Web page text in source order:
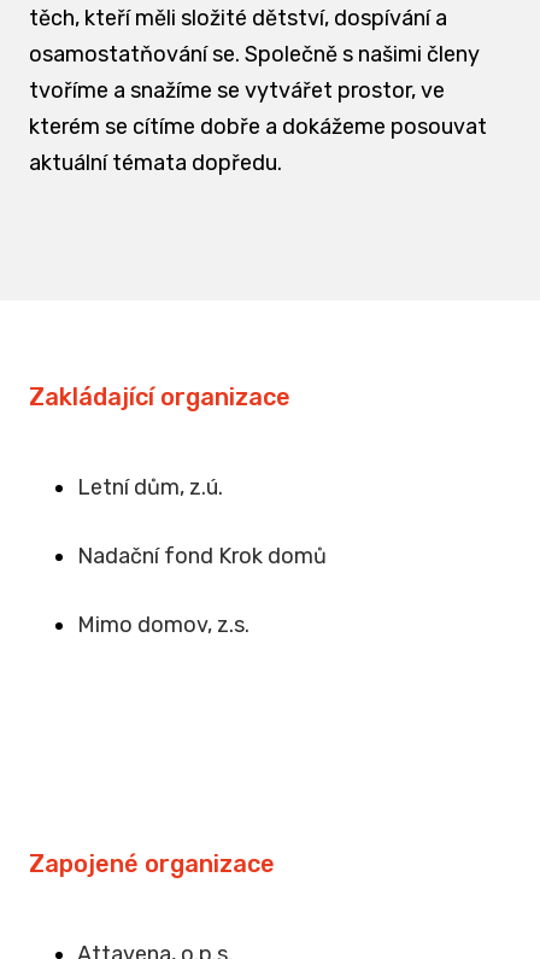
těch, kteří měli složité dětství, dospívání a
osamostatňování se. Společně s našimi členy
tvoříme a snažíme se vytvářet prostor, ve
kterém se cítíme dobře a dokážeme posouvat
aktuální témata dopředu.
Zakládající organizace
Letní dům, z.ú.
Nadační fond Krok domů
Mimo domov, z.s.
Zapojené organizace